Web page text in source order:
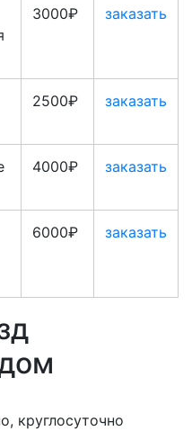
3000₽ заказать
2500₽ заказать
4000₽ заказать
6000₽ заказать
круглосуточно